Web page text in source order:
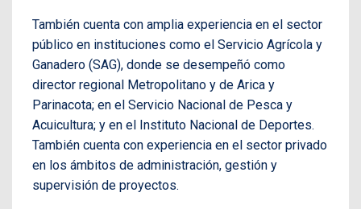
También cuenta con amplia experiencia en el sector
público en instituciones como el Servicio Agrícola y
Ganadero (SAG), donde se desempeñó como
director regional Metropolitano y de Arica y
Parinacota; en el Servicio Nacional de Pesca y
Acuicultura; y en el Instituto Nacional de Deportes.
También cuenta con experiencia en el sector privado
en los ámbitos de administración, gestión y
supervisión de proyectos.